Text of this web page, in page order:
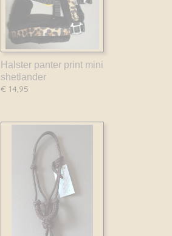
Halster panter print mini
shetlander
€ 14,95